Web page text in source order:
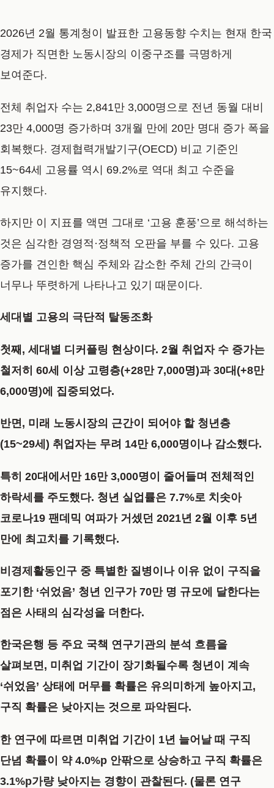
2026년 2월 통계청이 발표한 고용동향 수치는 현재 한국
경제가 직면한 노동시장의 이중구조를 극명하게
보여준다.
전체 취업자 수는 2,841만 3,000명으로 전년 동월 대비
23만 4,000명 증가하며 3개월 만에 20만 명대 증가 폭을
회복했다. 경제협력개발기구(OECD) 비교 기준인
15~64세 고용률 역시 69.2%로 역대 최고 수준을
유지했다.
하지만 이 지표를 액면 그대로 ‘고용 훈풍’으로 해석하는
것은 심각한 경영적·정책적 오판을 부를 수 있다. 고용
증가를 견인한 핵심 주체와 감소한 주체 간의 간극이
너무나 뚜렷하게 나타나고 있기 때문이다.
세대별 고용의 극단적 탈동조화
첫째, 세대별 디커플링 현상이다. 2월 취업자 수 증가는
철저히 60세 이상 고령층(+28만 7,000명)과 30대(+8만
6,000명)에 집중되었다.
반면, 미래 노동시장의 근간이 되어야 할 청년층
(15~29세) 취업자는 무려 14만 6,000명이나 감소했다.
특히 20대에서만 16만 3,000명이 줄어들며 전체적인
하락세를 주도했다. 청년 실업률은 7.7%로 치솟아
코로나19 팬데믹 여파가 거셌던 2021년 2월 이후 5년
만에 최고치를 기록했다.
비경제활동인구 중 특별한 질병이나 이유 없이 구직을
포기한 ‘쉬었음’ 청년 인구가 70만 명 규모에 달한다는
점은 사태의 심각성을 더한다.
한국은행 등 주요 국책 연구기관의 분석 흐름을
살펴보면, 미취업 기간이 장기화될수록 청년이 계속
‘쉬었음’ 상태에 머무를 확률은 유의미하게 높아지고,
구직 확률은 낮아지는 것으로 파악된다.
한 연구에 따르면 미취업 기간이 1년 늘어날 때 구직
단념 확률이 약 4.0%p 안팎으로 상승하고 구직 확률은
3.1%p가량 낮아지는 경향이 관찰된다. (물론 연구